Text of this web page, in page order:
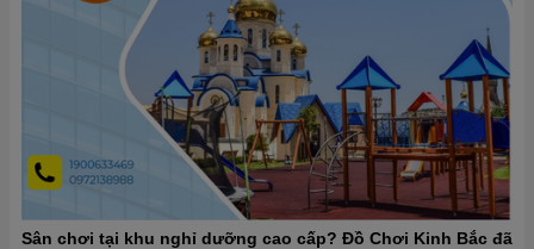
Sân chơi tại khu nghỉ dưỡng cao cấp? Đồ Chơi Kinh Bắc đã